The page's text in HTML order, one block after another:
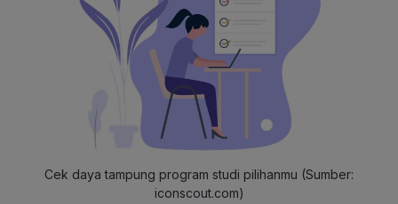
Cek daya tampung program studi pilihanmu (Sumber:
iconscout.com)